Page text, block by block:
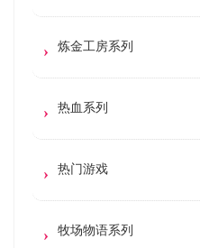
炼金工房系列
热血系列
热门游戏
牧场物语系列